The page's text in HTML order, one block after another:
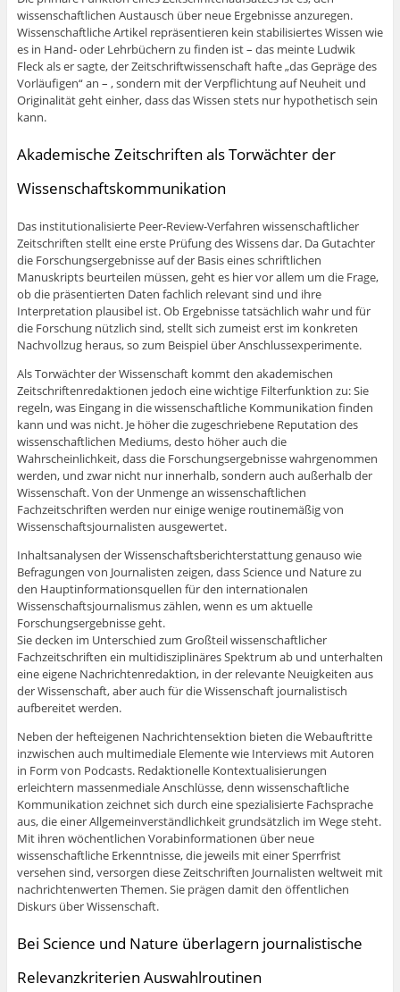
wissenschaftlichen Austausch über neue Ergebnisse anzuregen.
Wissenschaftliche Artikel repräsentieren kein stabilisiertes Wissen wie
es in Hand- oder Lehrbüchern zu finden ist – das meinte Ludwik
Fleck als er sagte, der Zeitschriftwissenschaft hafte „das Gepräge des
Vorläufigen“ an – , sondern mit der Verpflichtung auf Neuheit und
Originalität geht einher, dass das Wissen stets nur hypothetisch sein
kann.
Akademische Zeitschriften als Torwächter der
Wissenschaftskommunikation
Das institutionalisierte Peer-Review-Verfahren wissenschaftlicher
Zeitschriften stellt eine erste Prüfung des Wissens dar. Da Gutachter
die Forschungsergebnisse auf der Basis eines schriftlichen
Manuskripts beurteilen müssen, geht es hier vor allem um die Frage,
ob die präsentierten Daten fachlich relevant sind und ihre
Interpretation plausibel ist. Ob Ergebnisse tatsächlich wahr und für
die Forschung nützlich sind, stellt sich zumeist erst im konkreten
Nachvollzug heraus, so zum Beispiel über Anschlussexperimente.
Als Torwächter der Wissenschaft kommt den akademischen
Zeitschriftenredaktionen jedoch eine wichtige Filterfunktion zu: Sie
regeln, was Eingang in die wissenschaftliche Kommunikation finden
kann und was nicht. Je höher die zugeschriebene Reputation des
wissenschaftlichen Mediums, desto höher auch die
Wahrscheinlichkeit, dass die Forschungsergebnisse wahrgenommen
werden, und zwar nicht nur innerhalb, sondern auch außerhalb der
Wissenschaft. Von der Unmenge an wissenschaftlichen
Fachzeitschriften werden nur einige wenige routinemäßig von
Wissenschaftsjournalisten ausgewertet.
Inhaltsanalysen der Wissenschaftsberichterstattung genauso wie
Befragungen von Journalisten zeigen, dass Science und Nature zu
den Hauptinformationsquellen für den internationalen
Wissenschaftsjournalismus zählen, wenn es um aktuelle
Forschungsergebnisse geht.
Sie decken im Unterschied zum Großteil wissenschaftlicher
Fachzeitschriften ein multidisziplinäres Spektrum ab und unterhalten
eine eigene Nachrichtenredaktion, in der relevante Neuigkeiten aus
der Wissenschaft, aber auch für die Wissenschaft journalistisch
aufbereitet werden.
Neben der hefteigenen Nachrichtensektion bieten die Webauftritte
inzwischen auch multimediale Elemente wie Interviews mit Autoren
in Form von Podcasts. Redaktionelle Kontextualisierungen
erleichtern massenmediale Anschlüsse, denn wissenschaftliche
Kommunikation zeichnet sich durch eine spezialisierte Fachsprache
aus, die einer Allgemeinverständlichkeit grundsätzlich im Wege steht.
Mit ihren wöchentlichen Vorabinformationen über neue
wissenschaftliche Erkenntnisse, die jeweils mit einer Sperrfrist
versehen sind, versorgen diese Zeitschriften Journalisten weltweit mit
nachrichtenwerten Themen. Sie prägen damit den öffentlichen
Diskurs über Wissenschaft.
Bei Science und Nature überlagern journalistische
Relevanzkriterien Auswahlroutinen